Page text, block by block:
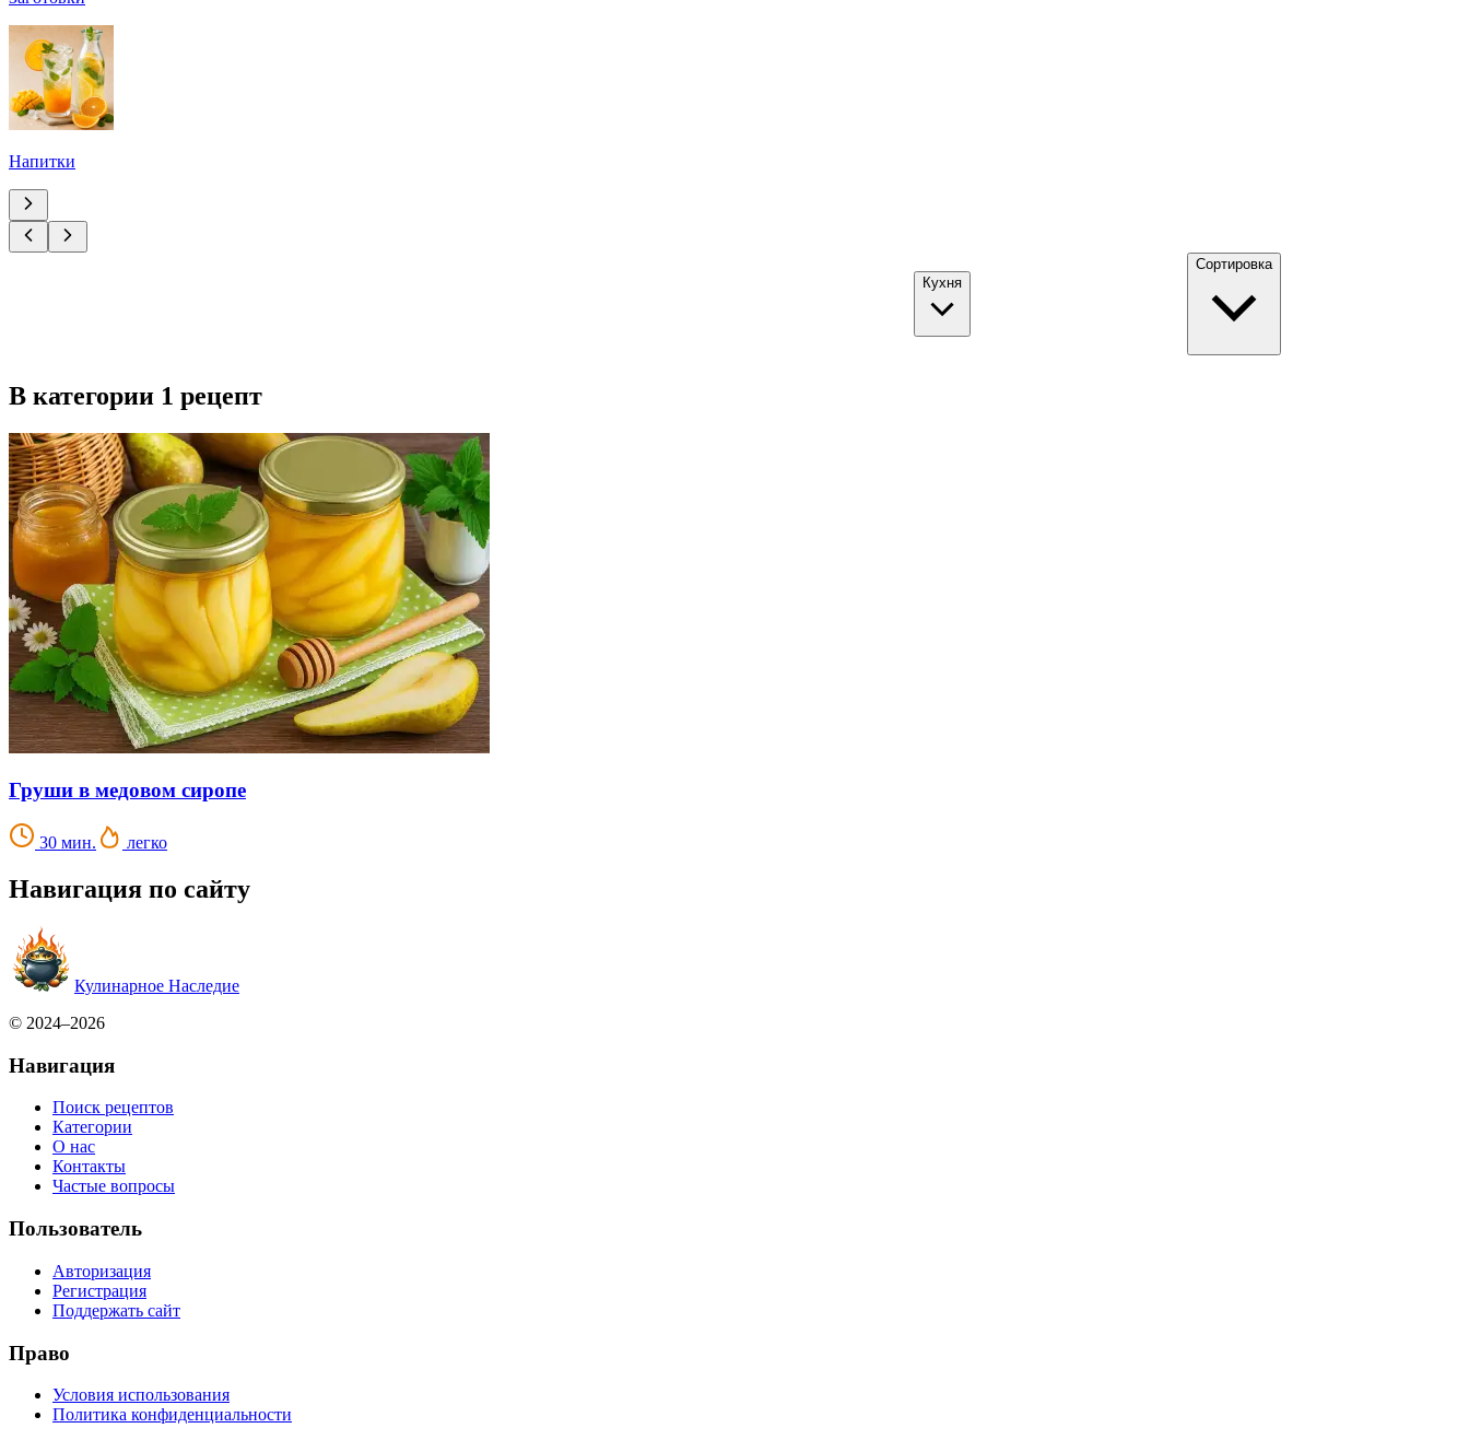
Напитки
Кухня
Сортировка
В категории 1 рецепт
Груши в медовом сиропе
30 мин. легко
Навигация по сайту
Кулинарное Наследие
© 2024–2026
Навигация
Поиск рецептов
Категории
О нас
Контакты
Частые вопросы
Пользователь
Авторизация
Регистрация
Поддержать сайт
Право
Условия использования
Политика конфиденциальности